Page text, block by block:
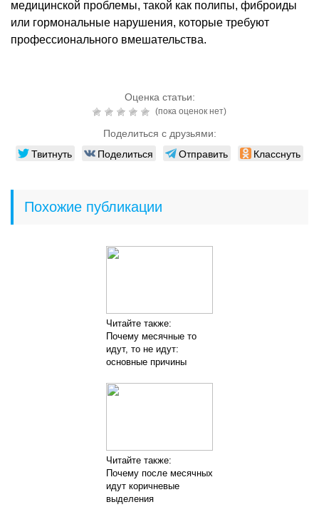
медицинской проблемы, такой как полипы, фиброиды
или гормональные нарушения, которые требуют
профессионального вмешательства.
Оценка статьи:
(пока оценок нет)
Поделиться с друзьями:
Твитнуть Поделиться Отправить Класснуть
Похожие публикации
Читайте также:
Почему месячные то
идут, то не идут:
основные причины
Читайте также:
Почему после месячных
идут коричневые
выделения